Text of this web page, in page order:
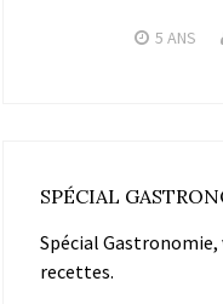
5 ANS
SPÉCIAL
Spécial
recettes.